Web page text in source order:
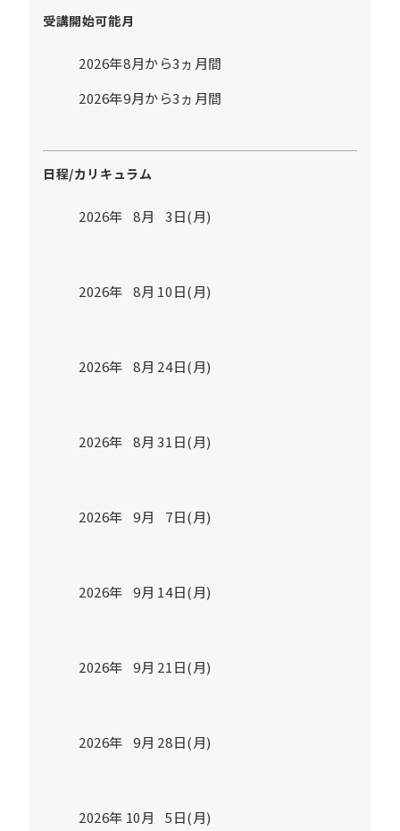
受講開始可能月
2026年8月から3ヵ月間
2026年9月から3ヵ月間
日程/カリキュラム
2026年 8月 3日(月)
2026年 8月 10日(月)
2026年 8月 24日(月)
2026年 8月 31日(月)
2026年 9月 7日(月)
2026年 9月 14日(月)
2026年 9月 21日(月)
2026年 9月 28日(月)
2026年 10月 5日(月)